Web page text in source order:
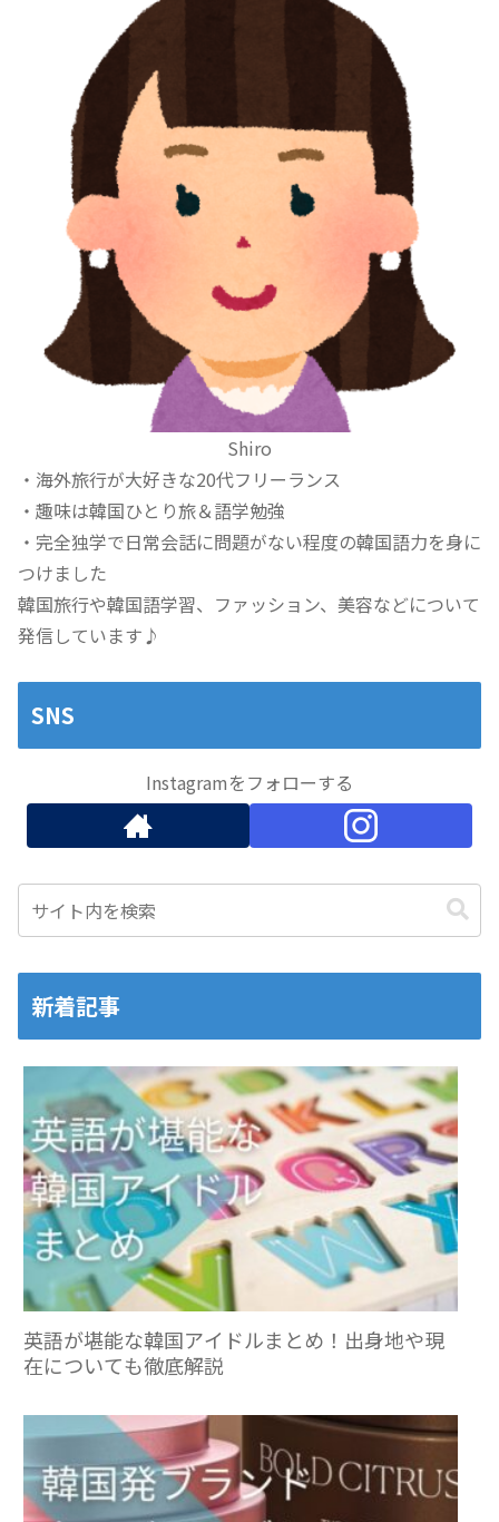
Shiro
・海外旅行が大好きな20代フリーランス
・趣味は韓国ひとり旅＆語学勉強
・完全独学で日常会話に問題がない程度の韓国語力を身に
つけました
韓国旅行や韓国語学習、ファッション、美容などについて
発信しています♪
SNS
Instagramをフォローする
新着記事
英語が堪能な韓国アイドルまとめ！出身地や現
在についても徹底解説